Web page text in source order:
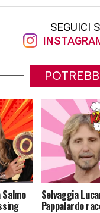
SEGUICI
Selvaggia
Pappalardo